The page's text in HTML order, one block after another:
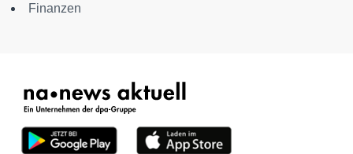
Finanzen